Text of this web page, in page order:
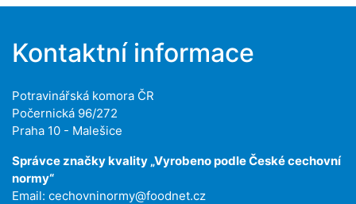
Kontaktní informace
Potravinářská komora ČR
Počernická 96/272
Praha 10 - Malešice
Správce značky kvality „Vyrobeno podle České cechovní
normy“
Email: cechovninormy@foodnet.cz